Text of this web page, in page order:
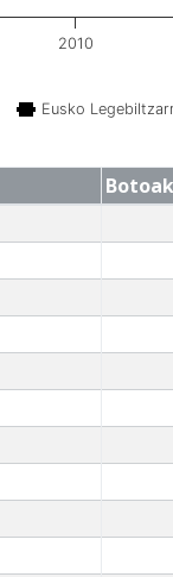
Eusko
2010
Botoak